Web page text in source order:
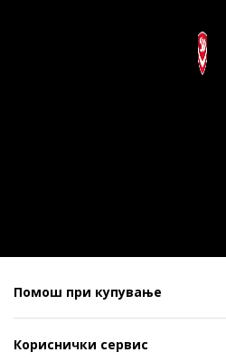
Помош при купување
Кориснички сервис